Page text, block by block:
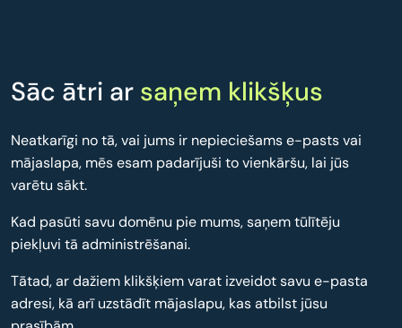
Sāc ātri ar saņem klikšķus
Neatkarīgi no tā, vai jums ir nepieciešams e-pasts vai
mājaslapa, mēs esam padarījuši to vienkāršu, lai jūs
varētu sākt.
Kad pasūti savu domēnu pie mums, saņem tūlītēju
piekļuvi tā administrēšanai.
Tātad, ar dažiem klikšķiem varat izveidot savu e-pasta
adresi, kā arī uzstādīt mājaslapu, kas atbilst jūsu